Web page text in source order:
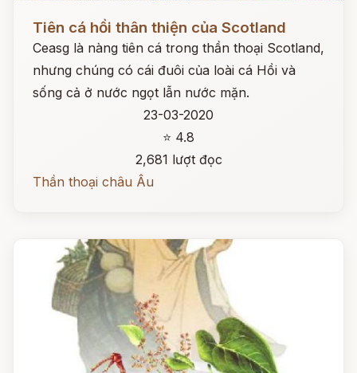
Tiên cá hồi thân thiện của Scotland
Ceasg là nàng tiên cá trong thần thoại Scotland,
nhưng chúng có cái đuôi của loài cá Hồi và
sống cả ở nước ngọt lẫn nước mặn.
23-03-2020
⭐ 4.8
2,681 lượt đọc
Thần thoại châu Âu